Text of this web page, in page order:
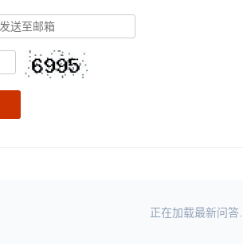
正在加载最新问答...